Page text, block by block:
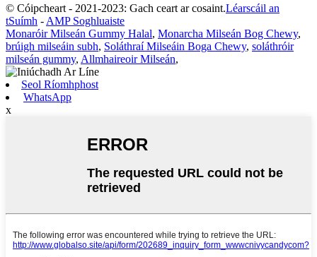
© Cóipcheart - 2021-2023: Gach ceart ar cosaint.Léarscáil an
tSuímh - AMP Soghluaiste
Monaróir Milseán Gummy Halal, Monarcha Milseán Bog Chewy,
brúigh milseáin subh, Soláthraí Milseáin Boga Chewy, soláthróir
milseán gummy, Allmhaireoir Milseán,
Seol Ríomhphost
WhatsApp
x